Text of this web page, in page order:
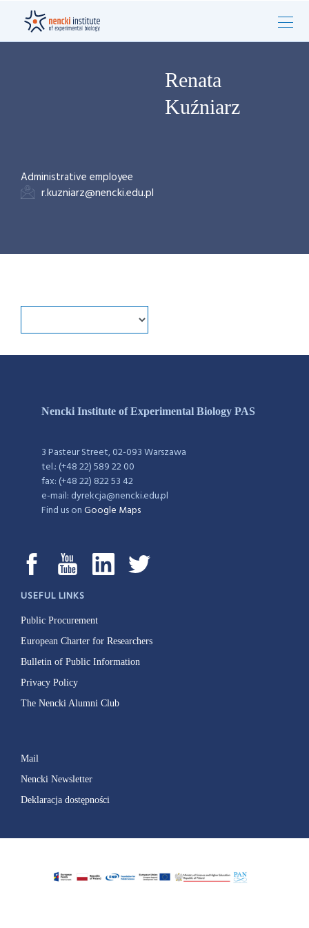
Renata
Kuźniarz
Administrative employee
r.kuzniarz@nencki.edu.pl
Nencki Institute of Experimental Biology PAS
3 Pasteur Street, 02-093 Warszawa
tel.: (+48 22) 589 22 00
fax: (+48 22) 822 53 42
e-mail: dyrekcja@nencki.edu.pl
Find us onGoogle Maps
USEFUL LINKS
Public Procurement
European Charter for Researchers
Bulletin of Public Information
Privacy Policy
The Nencki Alumni Club
Mail
Nencki Newsletter
Deklaracja dostępności